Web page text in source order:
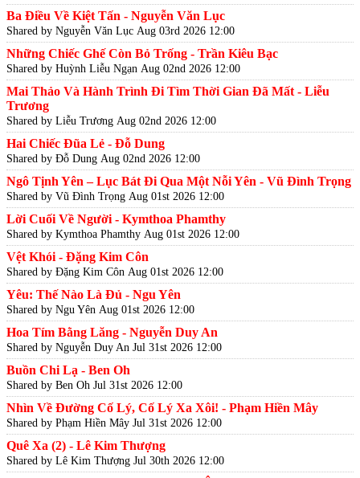
Ba Điều Về Kiệt Tấn - Nguyễn Văn Lục
Shared by Nguyễn Văn Lục Aug 03rd 2026 12:00
Những Chiếc Ghế Còn Bỏ Trống - Trần Kiêu Bạc
Shared by Huỳnh Liễu Ngạn Aug 02nd 2026 12:00
Mai Thảo Và Hành Trình Đi Tìm Thời Gian Đã Mất - Liễu
Trương
Shared by Liễu Trương Aug 02nd 2026 12:00
Hai Chiếc Đũa Lẻ - Đỗ Dung
Shared by Đỗ Dung Aug 02nd 2026 12:00
Ngô Tịnh Yên – Lục Bát Đi Qua Một Nỗi Yên - Vũ Đình Trọng
Shared by Vũ Đình Trọng Aug 01st 2026 12:00
Lời Cuối Về Người - Kymthoa Phamthy
Shared by Kymthoa Phamthy Aug 01st 2026 12:00
Vệt Khói - Đặng Kim Côn
Shared by Đặng Kim Côn Aug 01st 2026 12:00
Yêu: Thế Nào Là Đủ - Ngu Yên
Shared by Ngu Yên Aug 01st 2026 12:00
Hoa Tím Bằng Lăng - Nguyễn Duy An
Shared by Nguyễn Duy An Jul 31st 2026 12:00
Buồn Chi Lạ - Ben Oh
Shared by Ben Oh Jul 31st 2026 12:00
Nhìn Về Đường Cố Lý, Cố Lý Xa Xôi! - Phạm Hiền Mây
Shared by Phạm Hiền Mây Jul 31st 2026 12:00
Quê Xa (2) - Lê Kim Thượng
Shared by Lê Kim Thượng Jul 30th 2026 12:00